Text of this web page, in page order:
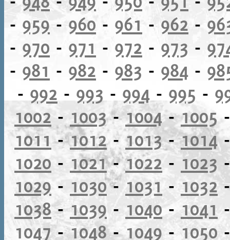
- 959 - 960 - 961 - 962 -
- 970 - 971 - 972 - 973 -
- 981 - 982 - 983 - 984 -
- 992 - 993 - 994 - 995 -
1002 - 1003-1004-1005
1011-1012-1013-1014
1020 - 1021-1022 - 1023
1029 - 1030-1031 - 1032
1038-1039 - 1040-1041
1047-1048-1049-1050